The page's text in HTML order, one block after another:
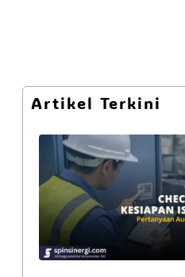
Artikel Terkini